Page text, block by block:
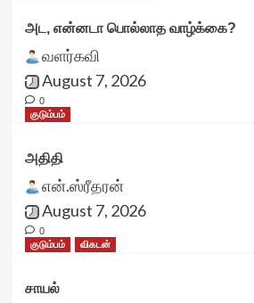
அட, என்னடா பொல்லாத வாழ்க்கை?
வளர்கவி
August 7, 2026
0
குடும்பம்
அதிதி
என்.ஸ்ரீதரன்
August 7, 2026
0
குடும்பம்
விகடன்
சாயல்